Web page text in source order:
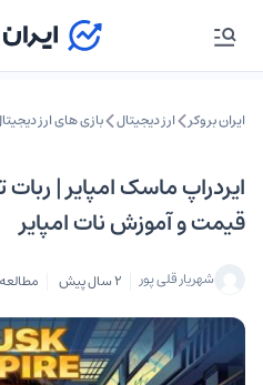
ایران بروکر ارز دیجیتال بازی های ارز
ایردراپ ماسک امپایر | ربات
قیمت و آموزش نات امپایر
شهریار قلی پور 2 سال پیش مطالعه در